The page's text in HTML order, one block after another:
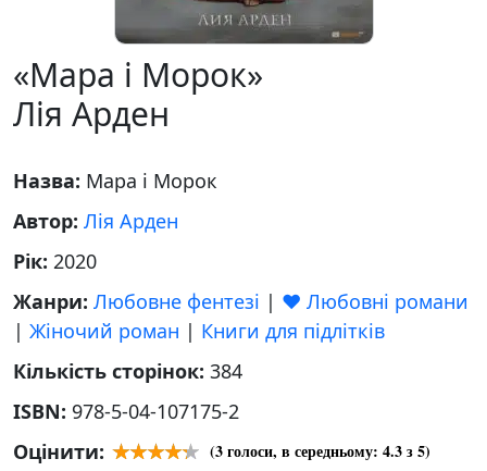
«Мара і Морок»
Лія Арден
Назва: Мара і Морок
Автор: Лія Арден
Рік: 2020
Жанри: Любовне фентезі | ❤️ Любовні романи
| Жіночий роман | Книги для підлітків
Кількість сторінок: 384
ISBN: 978-5-04-107175-2
Оцінити:
(3голоси, в середньому: 4.3з 5)